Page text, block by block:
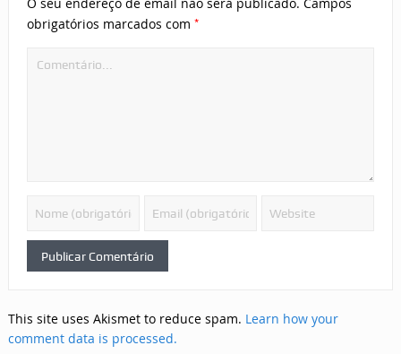
obrigatórios marcados com *
This site uses Akismet to reduce spam. Learn how your
comment data is processed.